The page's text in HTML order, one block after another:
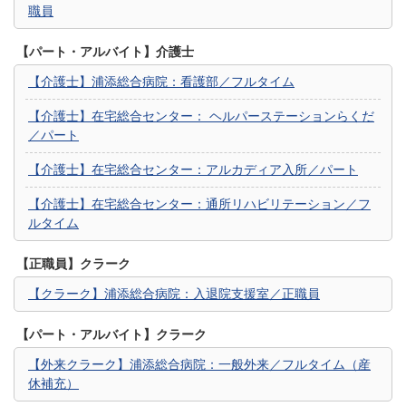
職員
【パート・アルバイト】介護士
【介護士】浦添総合病院：看護部／フルタイム
【介護士】在宅総合センター： ヘルパーステーションらくだ
／パート
【介護士】在宅総合センター：アルカディア入所／パート
【介護士】在宅総合センター：通所リハビリテーション／フ
ルタイム
【正職員】クラーク
【クラーク】浦添総合病院：入退院支援室／正職員
【パート・アルバイト】クラーク
【外来クラーク】浦添総合病院：一般外来／フルタイム（産
休補充）